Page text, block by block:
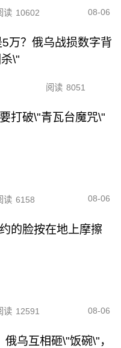
读 10602 08-06
万？俄乌战损数字背
\"
阅读 8051
打破\"青瓦台魔咒\"
读 6158 08-06
的脸按在地上摩擦
读 12591 08-06
俄乌互相砸\"饭碗\"，